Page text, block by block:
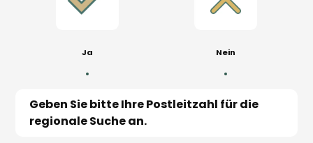
Ja Nein
Geben Sie bitte Ihre Postleitzahl für die
regionale Suche an.